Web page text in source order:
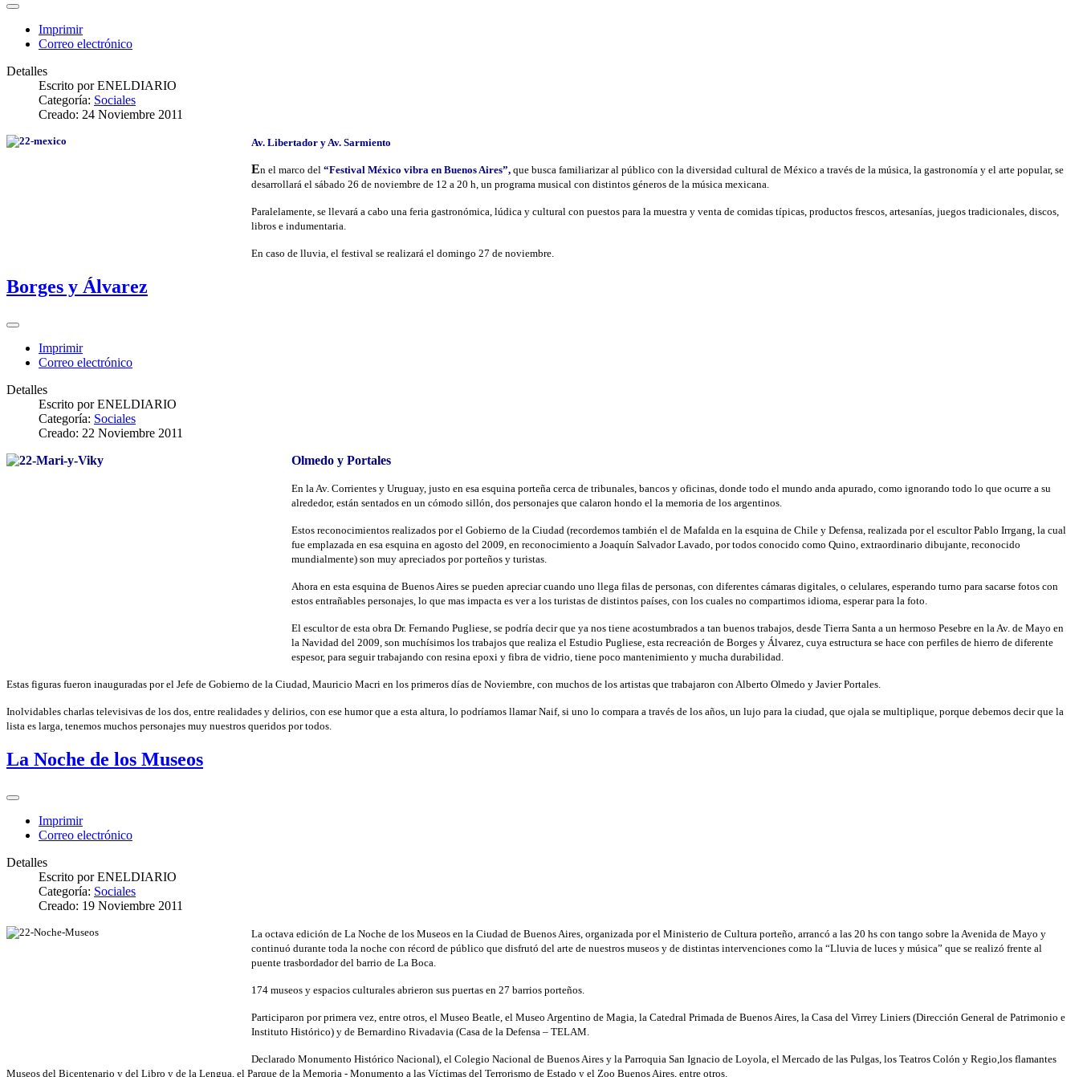
Imprimir
Correo electrónico
Detalles
Escrito porENELDIARIO
Categoría: Sociales
Creado: 24 Noviembre 2011
Av. Libertador y Av. Sarmiento
En el marco del “Festival México vibra en Buenos Aires”, que busca familiarizar al público con la diversidad cultural de México a través de la música, la gastronomía y el arte popular, se
desarrollará el sábado 26 de noviembre de 12 a 20 h, un programa musical con distintos géneros de la música mexicana.
Paralelamente, se llevará a cabo una feria gastronómica, lúdica y cultural con puestos para la muestra y venta de comidas típicas, productos frescos, artesanías, juegos tradicionales, discos,
libros e indumentaria.
En caso de lluvia, el festival se realizará el domingo 27 de noviembre.
Borges y Álvarez
Imprimir
Correo electrónico
Detalles
Escrito porENELDIARIO
Categoría: Sociales
Creado: 22 Noviembre 2011
Olmedo y Portales
En la Av. Corrientes y Uruguay, justo en esa esquina porteña cerca de tribunales, bancos y oficinas, donde todo el mundo anda apurado, como ignorando todo lo que ocurre a su
alrededor, están sentados en un cómodo sillón, dos personajes que calaron hondo el la memoria de los argentinos.
Estos reconocimientos realizados por el Gobierno de la Ciudad (recordemos también el de Mafalda en la esquina de Chile y Defensa, realizada por el escultor Pablo Irrgang, la cual
fue emplazada en esa esquina en agosto del 2009, en reconocimiento a Joaquín Salvador Lavado, por todos conocido como Quino, extraordinario dibujante, reconocido
mundialmente) son muy apreciados por porteños y turistas.
Ahora en esta esquina de Buenos Aires se pueden apreciar cuando uno llega filas de personas, con diferentes cámaras digitales, o celulares, esperando turno para sacarse fotos con
estos entrañables personajes, lo que mas impacta es ver a los turistas de distintos países, con los cuales no compartimos idioma, esperar para la foto.
El escultor de esta obra Dr. Fernando Pugliese, se podría decir que ya nos tiene acostumbrados a tan buenos trabajos, desde Tierra Santa a un hermoso Pesebre en la Av. de Mayo en
la Navidad del 2009, son muchísimos los trabajos que realiza el Estudio Pugliese, esta recreación de Borges y Álvarez, cuya estructura se hace con perfiles de hierro de diferente
espesor, para seguir trabajando con resina epoxi y fibra de vidrio, tiene poco mantenimiento y mucha durabilidad.
Estas figuras fueron inauguradas por el Jefe de Gobierno de la Ciudad, Mauricio Macri en los primeros días de Noviembre, con muchos de los artistas que trabajaron con Alberto Olmedo y Javier Portales.
Inolvidables charlas televisivas de los dos, entre realidades y delirios, con ese humor que a esta altura, lo podríamos llamar Naif, si uno lo compara a través de los años, un lujo para la ciudad, que ojala se multiplique, porque debemos decir que la
lista es larga, tenemos muchos personajes muy nuestros queridos por todos.
La Noche de los Museos
Imprimir
Correo electrónico
Detalles
Escrito porENELDIARIO
Categoría: Sociales
Creado: 19 Noviembre 2011
La octava edición de La Noche de los Museos en la Ciudad de Buenos Aires, organizada por el Ministerio de Cultura porteño, arrancó a las 20 hs con tango sobre la Avenida de Mayo y
continuó durante toda la noche con récord de público que disfrutó del arte de nuestros museos y de distintas intervenciones como la “Lluvia de luces y música” que se realizó frente al
puente trasbordador del barrio de La Boca.
174 museos y espacios culturales abrieron sus puertas en 27 barrios porteños.
Participaron por primera vez, entre otros, el Museo Beatle, el Museo Argentino de Magia, la Catedral Primada de Buenos Aires, la Casa del Virrey Liniers (Dirección General de Patrimonio e
Instituto Histórico) y de Bernardino Rivadavia (Casa de la Defensa – TELAM.
Declarado Monumento Histórico Nacional), el Colegio Nacional de Buenos Aires y la Parroquia San Ignacio de Loyola, el Mercado de las Pulgas, los Teatros Colón y Regio,los flamantes
Museos del Bicentenario y del Libro y de la Lengua, el Parque de la Memoria - Monumento a las Víctimas del Terrorismo de Estado y el Zoo Buenos Aires, entre otros.